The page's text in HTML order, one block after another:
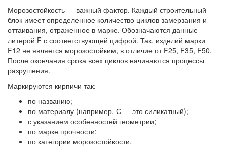
Морозостойкость — важный фактор. Каждый строительный
блок имеет определенное количество циклов замерзания и
оттаивания, отраженное в марке. Обозначаются данные
литерой F с соответствующей цифрой. Так, изделий марки
F12 не является морозостойким, в отличие от F25, F35, F50.
После окончания срока всех циклов начинаются процессы
разрушения.
Маркируются кирпичи так:
по названию;
по материалу (например, С — это силикатный);
с указанием особенностей геометрии;
по марке прочности;
по категории морозостойкости.